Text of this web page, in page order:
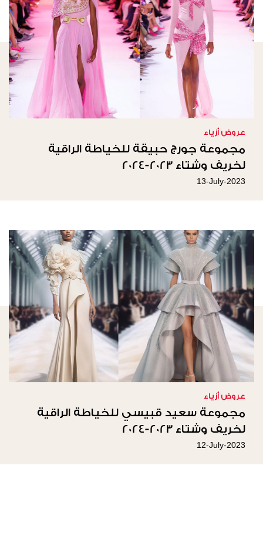
عروض أزياء
مجموعة جورج حبيقة للخياطة الراقية
لخريف وشتاء 2023-2024
13-July-2023
عروض أزياء
مجموعة سعيد قبيسي للخياطة الراقية
لخريف وشتاء 2023-2024
12-July-2023